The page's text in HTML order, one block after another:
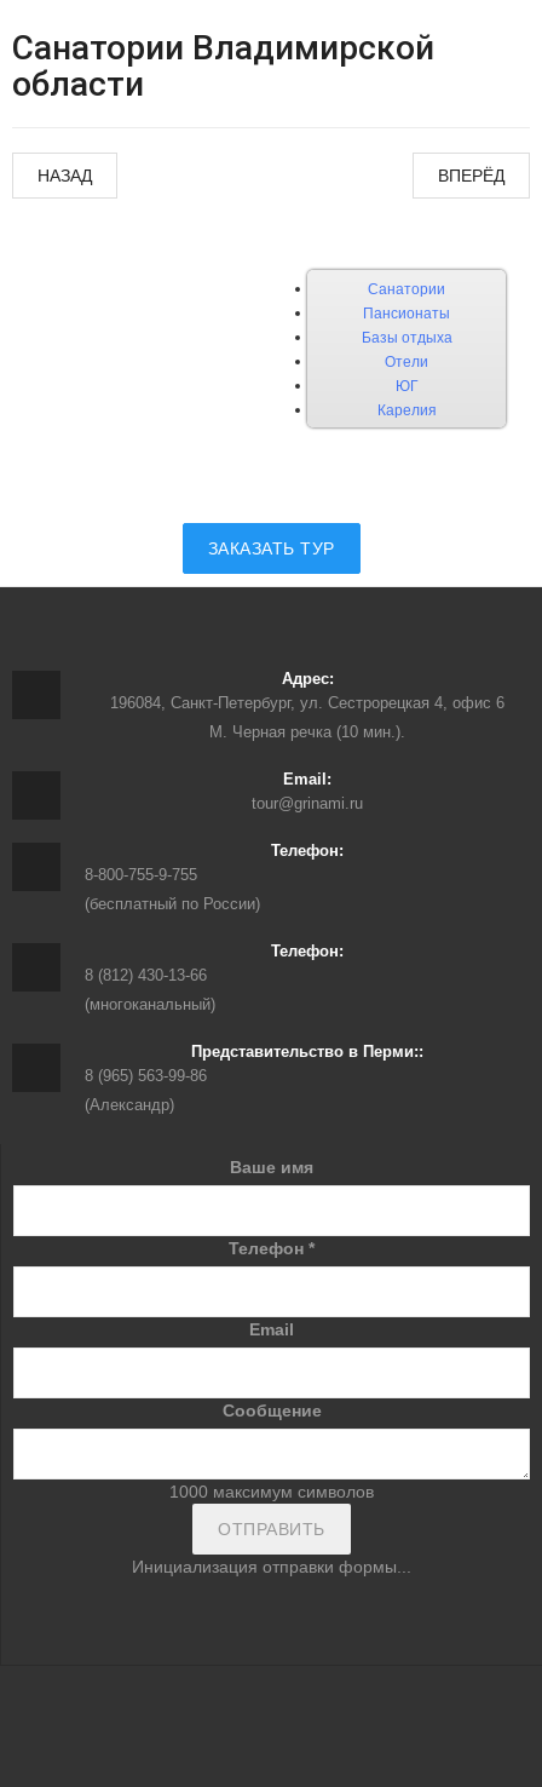
Санатории Владимирской
области
НАЗАД ВПЕРЁД
Санатории
Пансионаты
Базы отдыха
Отели
ЮГ
Карелия
ЗАКАЗАТЬ ТУР
Адрес:
196084, Санкт-Петербург, ул. Сестрорецкая 4, офис 6
М. Черная речка (10 мин.).
Email:
tour@grinami.ru
Телефон:
8-800-755-9-755
(бесплатный по России)
Телефон:
8 (812) 430-13-66
(многоканальный)
Представительство в Перми::
8 (965) 563-99-86
(Александр)
Ваше имя
Телефон *
Email
Сообщение
1000 максимум символов
ОТПРАВИТЬ
Инициализация отправки формы...